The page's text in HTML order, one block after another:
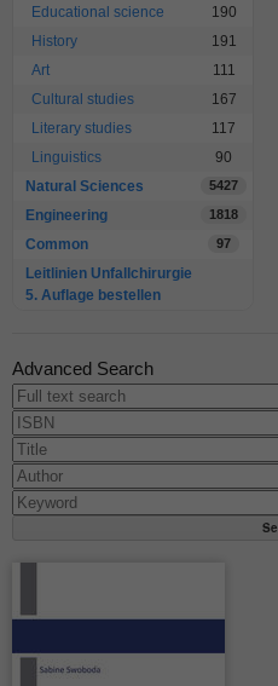
Educational science
190
History
191
Art
111
Cultural studies
167
Literary studies
117
Linguistics
90
Natural Sciences
5427
Engineering 1818
Common 97
Leitlinien Unfallchirurgie
5. Auflage bestellen
Advanced Search